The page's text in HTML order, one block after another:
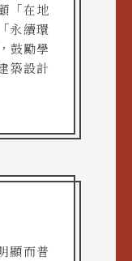
「在地
永續環
鼓勵學
築設計
顯而普